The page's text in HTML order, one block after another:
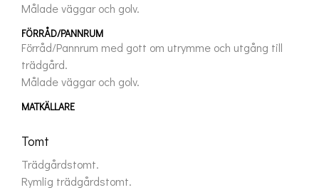
Målade väggar och golv.
FÖRRÅD/PANNRUM
Förråd/Pannrum med gott om utrymme och utgång till
trädgård.
Målade väggar och golv.
MATKÄLLARE
Tomt
Trädgårdstomt.
Rymlig trädgårdstomt.